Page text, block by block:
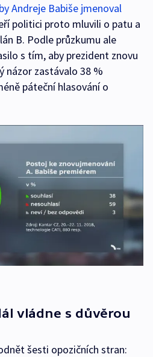
Andreje Babiše jmenoval
politici proto mluvili o patu a
B. Podle průzkumu ale
s tím, aby prezident znovu
názor zastávalo 38 %
páteční hlasování o
vládne s důvěrou
šesti opozičních stran: